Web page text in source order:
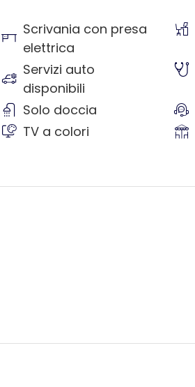
Scrivania con presa
elettrica
Servizi auto
disponibili
Solo doccia
TV a colori